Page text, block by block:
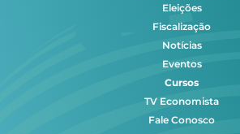
Eleições
Fiscalização
Notícias
Eventos
Cursos
TV Economista
Fale Conosco